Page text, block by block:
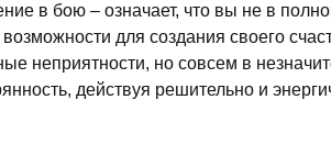
в бою – означает, что вы не в
для создания своего
неприятности, но совсем в
действуя решительно и